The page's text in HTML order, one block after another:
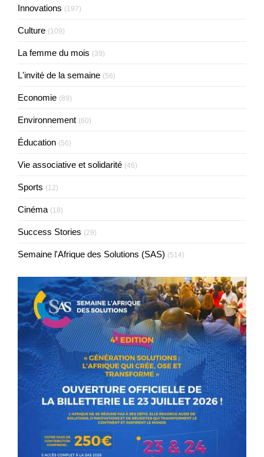
Innovations (197)
Culture (109)
La femme du mois (39)
L'invité de la semaine (56)
Economie (89)
Environnement (60)
Éducation (56)
Vie associative et solidarité (46)
Sports (12)
Cinéma (18)
Success Stories (29)
Semaine l'Afrique des Solutions (SAS) (514)